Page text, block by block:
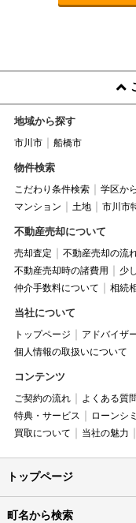
地域から探す
市川市 船橋市
物件検索
こだわり条件検索 学区か
マンション
土地 市川市
不動産売却について
売却査定 不動産売却の流
不動産売却時の諸費用
少
仲介手数料について
相続
当社について
トップページ アドバイザ
個人情報の取扱いについて
コンテンツ
ご契約の流れ よくある質
特典・サービス
ローンシ
買取について
当社の魅力
トップページ
町名から検索